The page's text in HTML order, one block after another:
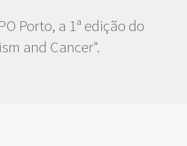
Porto, a 1ª edição do
and Cancer".